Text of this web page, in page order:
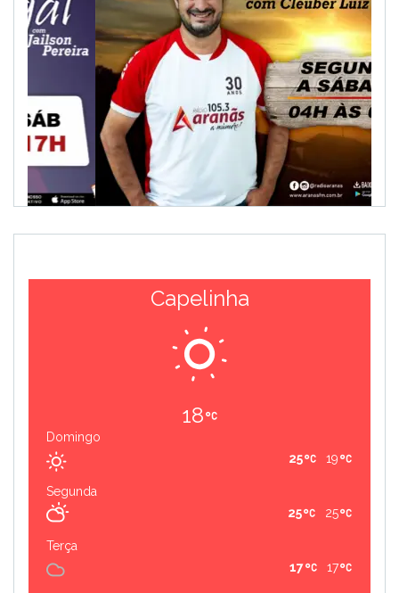
Capelinha
18
Domingo
19
25
Segunda
25
25
Terça
17
17